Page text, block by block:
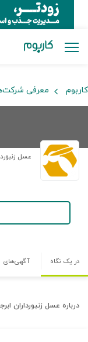
کاربوم معرفی
عسل
در یک نگاه آگهی‌های
درباره عسل زنبورداران